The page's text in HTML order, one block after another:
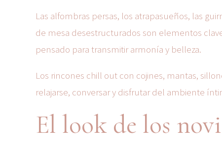
Las alfombras persas, los atrapasueños, las
de mesa desestructurados son elementos
pensado para transmitir armonía y belleza.
Los rincones chill out con cojines, mantas,
relajarse, conversar y disfrutar del ambiente
El look de los